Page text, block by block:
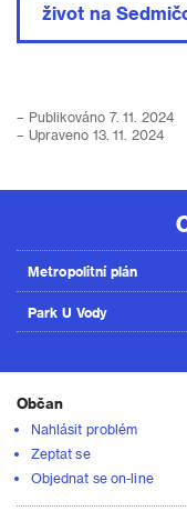
život na
– Publikováno 7. 11. 2024
– Upraveno 13. 11. 2024
Metropolitní plán
Park U Vody
Občan
Nahlásit problém
Zeptat se
Objednat se on-line